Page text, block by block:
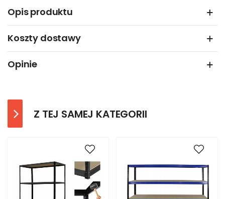
Opis produktu
Koszty dostawy
Opinie
Z TEJ SAMEJ KATEGORII